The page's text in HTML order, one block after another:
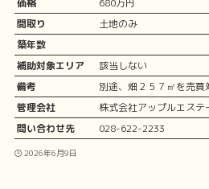
間取り
土地のみ
築年数
補助対象エリア
該当しない
備考
別途、畑２５７㎡を売買
管理会社
株式会社アップルエス
問い合わせ先
028-622-2233
2026年6月9日